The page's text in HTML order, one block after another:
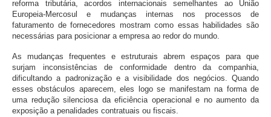
reforma tributária, acordos internacionais semelhantes ao União
Europeia-Mercosul e mudanças internas nos processos de
faturamento de fornecedores mostram como essas habilidades são
necessárias para posicionar a empresa ao redor do mundo.
As mudanças frequentes e estruturais abrem espaços para que
surjam inconsistências de conformidade dentro da companhia,
dificultando a padronização e a visibilidade dos negócios. Quando
esses obstáculos aparecem, eles logo se manifestam na forma de
uma redução silenciosa da eficiência operacional e no aumento da
exposição a penalidades contratuais ou fiscais.